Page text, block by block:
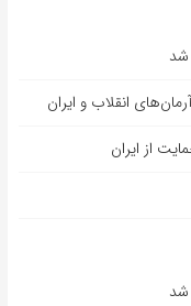
شد
انقلاب و ایران
از ایران
شد